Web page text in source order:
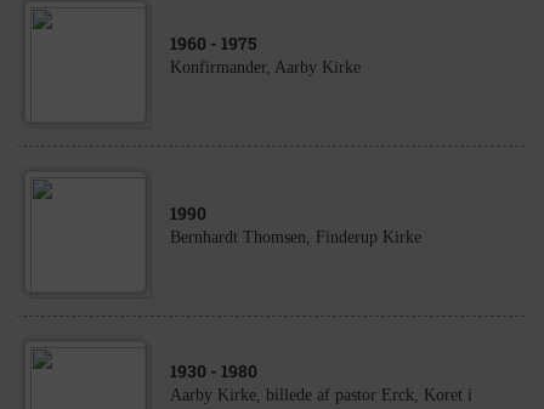
1960 - 1975
Konfirmander, Aarby Kirke
1990
Bernhardt Thomsen, Finderup Kirke
1930 - 1980
Aarby Kirke, billede af pastor Erck, Koret i